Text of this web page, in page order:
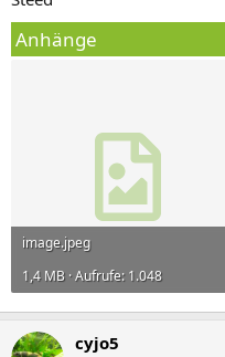
Anhänge
image.jpeg
1,4 MB · Aufrufe: 1.048
cyjo5